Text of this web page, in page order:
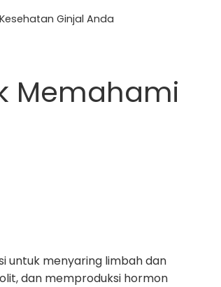
Ginjal Anda
Memahami
untuk menyaring limbah dan
dan memproduksi hormon